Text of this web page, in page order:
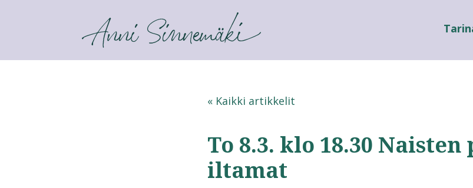
ANNI SINNEMÄKI
« Kaikki artikkelit
To 8.3. klo 18.30
iltamat